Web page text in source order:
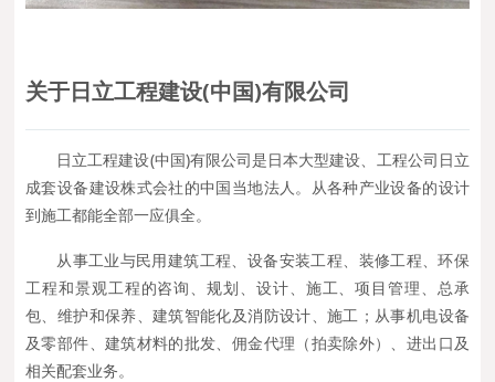
关于日立工程建设(中国)有限公司
日立工程建设(中国)有限公司是日本大型建设、工程公司日立
成套设备建设株式会社的中国当地法人。从各种产业设备的设计
到施工都能全部一应俱全。
从事工业与民用建筑工程、设备安装工程、装修工程、环保
工程和景观工程的咨询、规划、设计、施工、项目管理、总承
包、维护和保养、建筑智能化及消防设计、施工；从事机电设备
及零部件、建筑材料的批发、佣金代理（拍卖除外）、进出口及
相关配套业务。